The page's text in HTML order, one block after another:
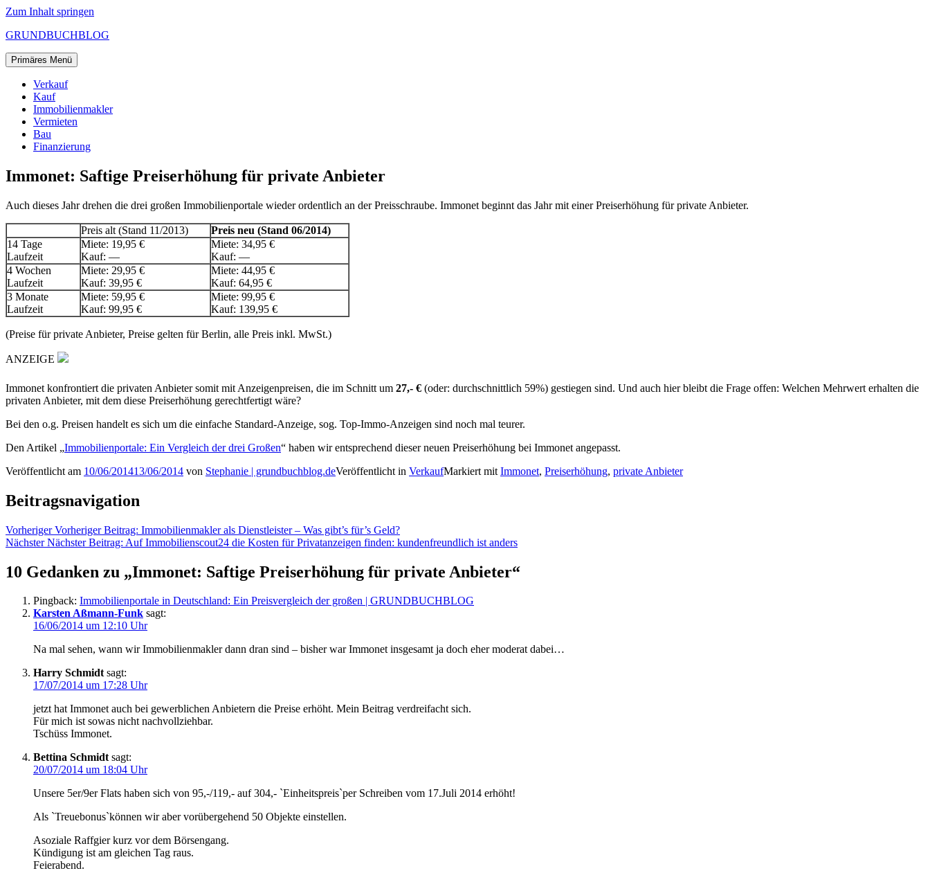
Zum Inhalt springen
GRUNDBUCHBLOG
Primäres Menü
Verkauf
Kauf
Immobilienmakler
Vermieten
Bau
Finanzierung
Immonet: Saftige Preiserhöhung für private Anbieter
Auch dieses Jahr drehen die drei großen Immobilienportale wieder ordentlich an der Preisschraube. Immonet beginnt das Jahr mit einer Preiserhöhung für private Anbieter.
Preis alt (Stand 11/2013)
Preis neu (Stand 06/2014)
14 Tage
Laufzeit
Miete: 19,95 €
Kauf: —
Miete: 34,95 €
Kauf: —
4 Wochen
Laufzeit
Miete: 29,95 €
Kauf: 39,95 €
Miete: 44,95 €
Kauf: 64,95 €
3 Monate
Laufzeit
Miete: 59,95 €
Kauf: 99,95 €
Miete: 99,95 €
Kauf: 139,95 €
(Preise für private Anbieter, Preise gelten für Berlin, alle Preis inkl. MwSt.)
ANZEIGE
Immonet konfrontiert die privaten Anbieter somit mit Anzeigenpreisen, die im Schnitt um 27,- € (oder: durchschnittlich 59%) gestiegen sind. Und auch hier bleibt die Frage offen: Welchen Mehrwert erhalten die
privaten Anbieter, mit dem diese Preiserhöhung gerechtfertigt wäre?
Bei den o.g. Preisen handelt es sich um die einfache Standard-Anzeige, sog. Top-Immo-Anzeigen sind noch mal teurer.
Den Artikel „Immobilienportale: Ein Vergleich der drei Großen“ haben wir entsprechend dieser neuen Preiserhöhung bei Immonet angepasst.
Veröffentlicht am 10/06/201413/06/2014 von Stephanie | grundbuchblog.deVeröffentlicht in VerkaufMarkiert mit Immonet, Preiserhöhung, private Anbieter
Beitragsnavigation
Vorheriger Vorheriger Beitrag: Immobilienmakler als Dienstleister – Was gibt’s für’s Geld?
Nächster Nächster Beitrag: Auf Immobilienscout24 die Kosten für Privatanzeigen finden: kundenfreundlich ist anders
10 Gedanken zu „Immonet: Saftige Preiserhöhung für private Anbieter“
Pingback: Immobilienportale in Deutschland: Ein Preisvergleich der großen | GRUNDBUCHBLOG
Karsten Aßmann-Funk sagt:
16/06/2014 um 12:10 Uhr
Na mal sehen, wann wir Immobilienmakler dann dran sind – bisher war Immonet insgesamt ja doch eher moderat dabei…
Harry Schmidt sagt:
17/07/2014 um 17:28 Uhr
jetzt hat Immonet auch bei gewerblichen Anbietern die Preise erhöht. Mein Beitrag verdreifacht sich.
Für mich ist sowas nicht nachvollziehbar.
Tschüss Immonet.
Bettina Schmidt sagt:
20/07/2014 um 18:04 Uhr
Unsere 5er/9er Flats haben sich von 95,-/119,- auf 304,- `Einheitspreis`per Schreiben vom 17.Juli 2014 erhöht!
Als `Treuebonus`können wir aber vorübergehend 50 Objekte einstellen.
Asoziale Raffgier kurz vor dem Börsengang.
Kündigung ist am gleichen Tag raus.
Feierabend.